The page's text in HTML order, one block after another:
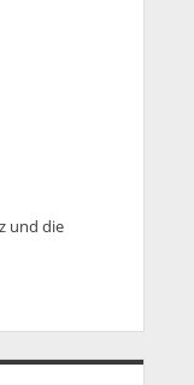
und die